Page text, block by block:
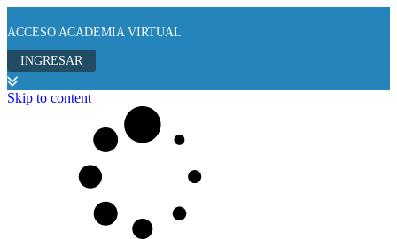
ACCESO ACADEMIA VIRTUAL
INGRESAR
Skip to content